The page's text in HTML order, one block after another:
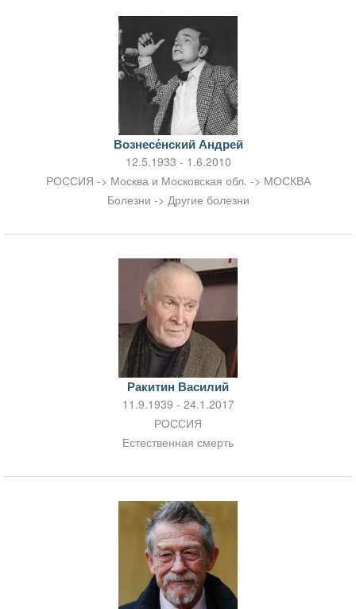
Вознесе́нский Андрей
12.5.1933 - 1.6.2010
РОССИЯ -> Москва и Московская обл. -> МОСКВА
Болезни -> Другие болезни
Ракитин Василий
11.9.1939 - 24.1.2017
РОССИЯ
Естественная смерть